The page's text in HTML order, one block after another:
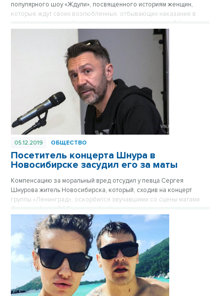
популярного шоу «Ждули», посвященного историям женщин,
которые ждут своих возлюбленных, отбывающих наказание в
местах лишения свободы. На этот раз героиней стала 24-летняя
жительница Новосибирска Вероника Свирюкова, которая
оказалась перед сложным выбором: связать свою жизнь с
заключенным Дмитрием Лыткиным или прислушаться к мнению
близких. Отсутствие поддержки со стороны родных и друзей,
кажется, не остановило девушку, но реальность оказалась
05.12.2019 ОБЩЕСТВО
Посетитель концерта Шнура в
Новосибирске засудил его за маты
Компенсацию за моральный вред отсудил у певца Сергея
Шнурова житель Новосибирска, который, сходив на концерт
группы «Ленинград», оскорбился звучавшими со сцены матами.
Он потребовал 300 тысяч рублей.